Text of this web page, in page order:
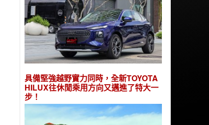
具備堅強越野實力同時，全新TOYOTA
HILUX往休閒乘用方向又邁進了特大一
步！